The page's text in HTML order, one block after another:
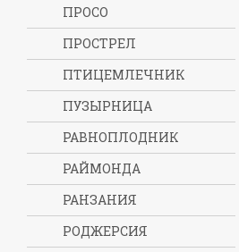
ПРОСО
ПРОСТРЕЛ
ПТИЦЕМЛЕЧНИК
ПУЗЫРНИЦА
РАВНОПЛОДНИК
РАЙМОНДА
РАНЗАНИЯ
РОДЖЕРСИЯ